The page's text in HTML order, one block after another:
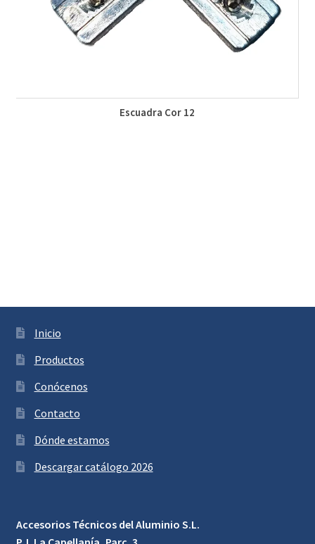
Escuadra Cor 12
Inicio
Productos
Conócenos
Contacto
Dónde estamos
Descargar catálogo 2026
Accesorios Técnicos del Aluminio S.L.